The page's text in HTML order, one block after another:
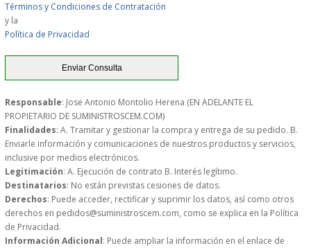
GASTOS DE ENVIO
FORMA DE PAGO
CONDICIONES DE COMPRA
GARANTIAS Y
Términos y Condiciones de Contratación
y la
Política de Privacidad
Responsable: Jose Antonio Montolio Herena (EN ADELANTE EL
PROPIETARIO DE SUMINISTROSCEM.COM)
Finalidades: A. Tramitar y gestionar la compra y entrega de su pedido. B.
Enviarle información y comunicaciones de nuestros productos y servicios,
inclusive por medios electrónicos.
Legitimación: A. Ejecución de contrato B. Interés legítimo.
Destinatarios: No están previstas cesiones de datos.
Derechos: Puede acceder, rectificar y suprimir los datos, así como otros
derechos en pedidos@suministroscem.com, como se explica en la Política
de Privacidad.
Información Adicional: Puede ampliar la información en el enlace de